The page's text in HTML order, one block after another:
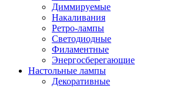
Диммируемые
Накаливания
Ретро-лампы
Светодиодные
Филаментные
Энергосберегающие
Настольные лампы
Декоративные